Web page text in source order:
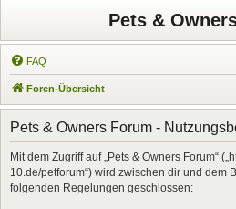
Pets &
FAQ
Foren-Übersicht
Pets & Owners Forum -
Mit dem Zugriff auf „Pets & Owners Forum“
10.de/petforum“) wird zwischen dir und dem
folgenden Regelungen geschlossen: